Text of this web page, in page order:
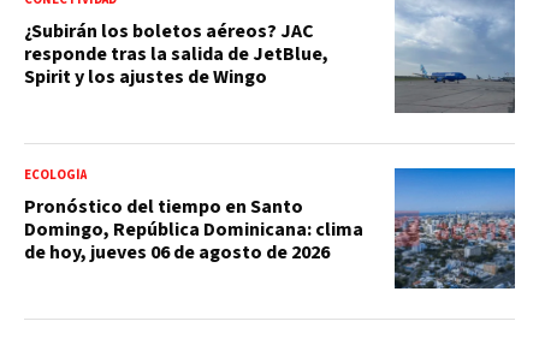
¿Subirán los boletos aéreos? JAC
responde tras la salida de JetBlue,
Spirit y los ajustes de Wingo
ECOLOGÍA
Pronóstico del tiempo en Santo
Domingo, República Dominicana: clima
de hoy, jueves 06 de agosto de 2026